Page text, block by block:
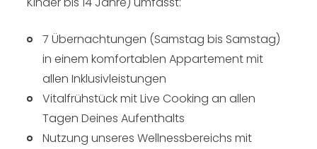
7 Übernachtungen (Samstag bis Samstag)
in einem komfortablen Appartement mit
allen Inklusivleistungen
Vitalfrühstück mit Live Cooking an allen
Tagen Deines Aufenthalts
Nutzung unseres Wellnessbereichs mit